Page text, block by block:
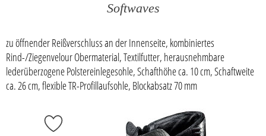
Softwaves
zu öffnender Reißverschluss an der Innenseite, kombiniertes
Rind-/Ziegenvelour Obermaterial, Textilfutter, herausnehmbare
lederüberzogene Polstereinlegesohle, Schafthöhe ca. 10 cm, Schaftweite
ca. 26 cm, flexible TR-Profillaufsohle, Blockabsatz 70 mm